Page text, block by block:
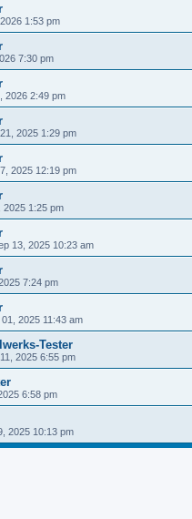
1:53 pm
7:30 pm
2026 2:49 pm
2025 1:29 pm
2025 12:19 pm
2025 1:25 pm
13, 2025 10:23 am
7:24 pm
01, 2025 11:43 am
Tester
2025 6:55 pm
6:58 pm
2025 10:13 pm